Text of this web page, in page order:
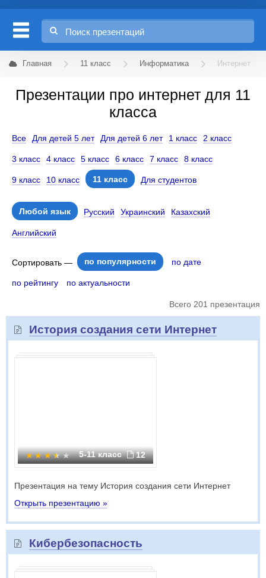
Главная 11 класс Информатика Интернет
Презентации про интернет для 11
класса
Все Для детей 5 лет Для детей 6 лет 1 класс 2 класс
3 класс 4 класс 5 класс 6 класс 7 класс 8 класс
9 класс 10 класс 11 класс Для студентов
Любой язык Русский Украинский Казахский
Английский
Сортировать — по популярности по дате
по рейтингу по актуальности
Всего 201 презентация
История создания сети Интернет
5-11 класс 12
Презентация на тему История создания сети Интернет
Открыть презентацию »
Кибербезопасность